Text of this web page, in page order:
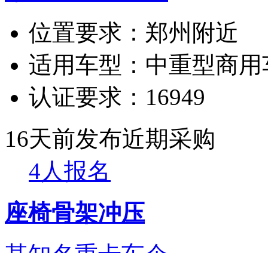
位置要求： 郑州附近
适用车型： 中重型商
认证要求： 16949
16天前发布近期采购
4人报名
座椅骨架冲压